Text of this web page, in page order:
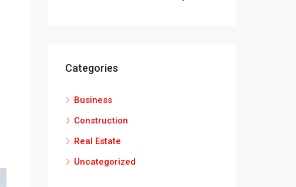
Categories
Business
Construction
Real Estate
Uncategorized